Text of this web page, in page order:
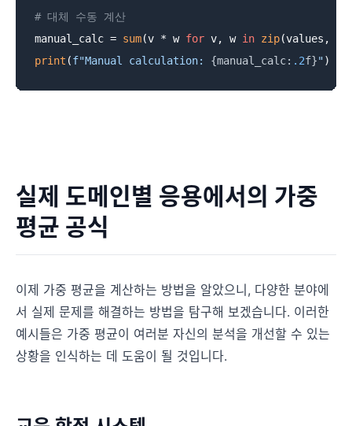
# 대체 수동 계산
manual_calc = sum(v * w for v, w in zip(values,
print (f"Manual calculation: {manual_calc: .2f}"
실제 도메인별 응용에서의 가중
평균 공식
이제 가중 평균을 계산하는 방법을 알았으니, 다양한 분야에
서 실제 문제를 해결하는 방법을 탐구해 보겠습니다. 이러한
예시들은 가중 평균이 여러분 자신의 분석을 개선할 수 있는
상황을 인식하는 데 도움이 될 것입니다.